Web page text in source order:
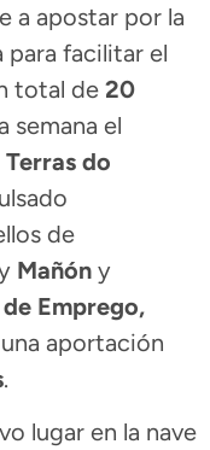
a apostar por la
facilitar el
total de 20
semana el
do
de
Mañón y
Emprego,
aportación
.
lugar en la nave